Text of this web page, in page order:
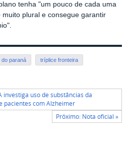
tenha "um pouco de cada uma
plural e consegue garantir
do paraná tríplice fronteira
investiga uso de substâncias da
pacientes com Alzheimer
Próximo: Nota oficial »